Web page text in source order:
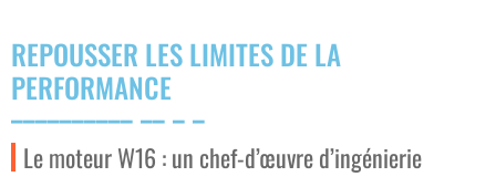
REPOUSSER LES LIMITES DE LA
PERFORMANCE
Le moteur W16 : un chef-d’œuvre d’ingénierie